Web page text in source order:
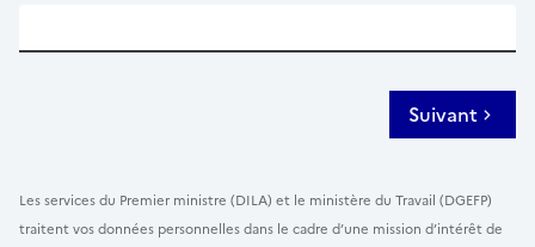
Suivant
Les services du Premier ministre (DILA) et le ministère du Travail (DGEFP)
traitent vos données personnelles dans le cadre d’une mission d’intérêt de